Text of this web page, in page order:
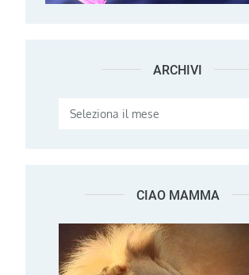
ARCHIVI Archivi
CIAO MAMMA